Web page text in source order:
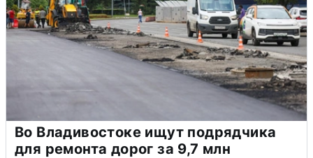
Во Владивостоке ищут подрядчика
для ремонта дорог за 9,7 млн